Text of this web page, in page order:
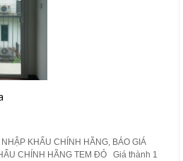
KHẨU CHÍNH HÃNG, BÁO GIÁ
CHÍNH HÃNG TEM ĐỎ Giá thành 1